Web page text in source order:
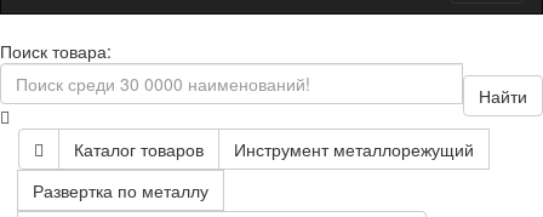
Поиск товара:
Найти
Каталог товаров
Инструмент металлорежущий
Развертка по металлу